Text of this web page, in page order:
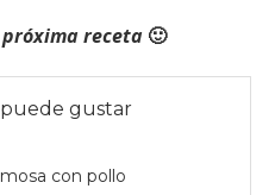
próxima receta🙂
gustar
con pollo